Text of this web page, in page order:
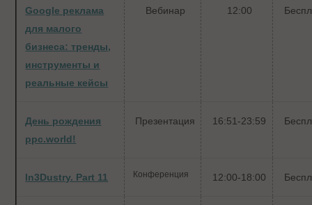
Google реклама
для малого
бизнеса: тренды,
инструменты и
реальные кейсы
Вебинар 12:00
День рождения
ppc.world!
Презентация 16:51-23:59
In3Dustry. Part 11 Конференция 12:00-18:00